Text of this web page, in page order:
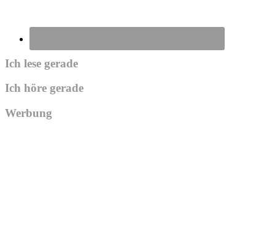
Ich lese gerade
Ich höre gerade
Werbung